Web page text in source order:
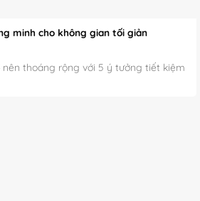
minh cho không gian tối giản
thoáng rộng với 5 ý tưởng tiết kiệm